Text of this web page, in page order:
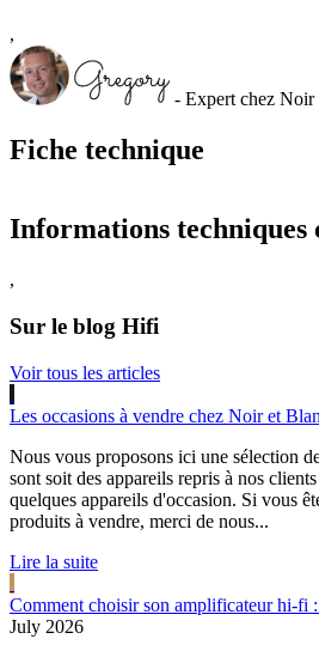
Fiche technique
Informations techniques
,
,
- Expert chez Noir
Sur le blog Hifi
Voir tous les articles
Les occasions à vendre chez Noir et
Nous vous proposons ici une sélection
sont soit des appareils repris à nos
quelques appareils d'occasion. Si vous
produits à vendre, merci de nous...
Lire la suite
Comment choisir son amplificateur hi-fi
July 2026